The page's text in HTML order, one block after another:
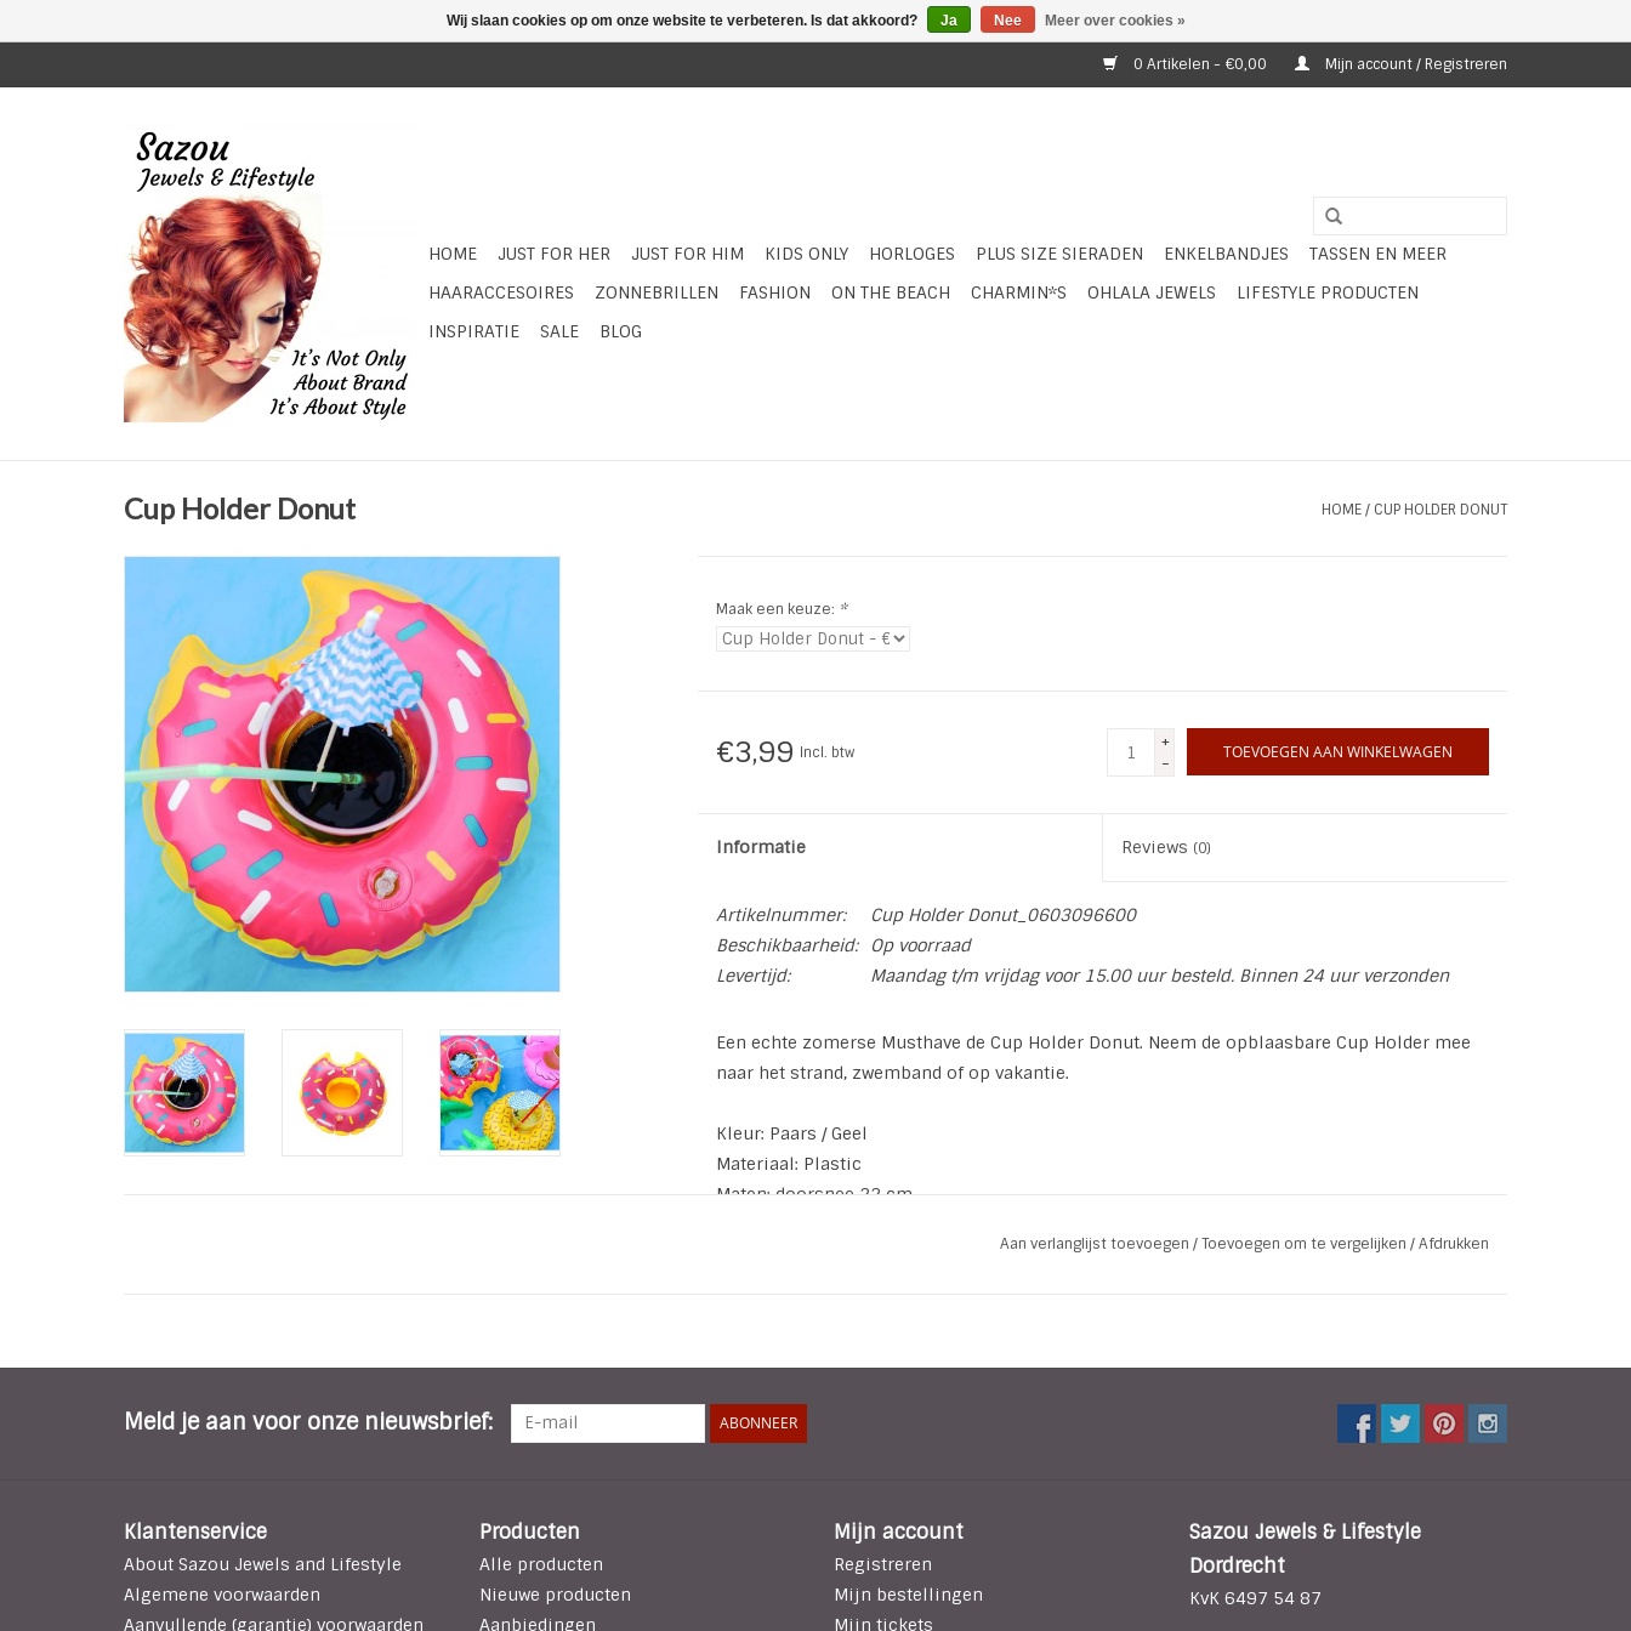
0 Artikelen - €0,00 Mijn account / Registreren
HOME JUST FOR HER JUST FOR HIM KIDS ONLY HORLOGES PLUS SIZE SIERADEN ENKELBANDJES
TASSEN EN MEER
HAARACCESOIRES
ZONNEBRILLEN FASHION ON THE BEACH CHARMIN*S OHLALA JEWELS
LIFESTYLE PRODUCTEN
INSPIRATIE
SALE BLOG
Cup Holder Donut HOME/ CUP HOLDER DONUT
Maak een keuze: *
€3,99 Incl. btw
+
-
TOEVOEGEN AAN WINKELWAGEN
Informatie Reviews (0)
Artikelnummer:
Cup Holder Donut_0603096600
Beschikbaarheid:
Op voorraad
Levertijd:
Maandag t/m vrijdag voor 15.00 uur besteld. Binnen 24 uur verzonden
Een echte zomerse Musthave de Cup Holder Donut. Neem de opblaasbare Cup Holder mee
naar het strand, zwemband of op vakantie.
Kleur: Paars / Geel
Materiaal: Plastic
Maten: doorsnee 22 cm
Aan verlanglijst toevoegen /Toevoegen om te vergelijken /Afdrukken
Meld je aan voor onze nieuwsbrief: ABONNEER
Klantenservice
About Sazou Jewels and Lifestyle
Algemene voorwaarden
Aanvullende (garantie) voorwaarden
Producten
Alle producten
Nieuwe producten
Aanbiedingen
Mijn account
Registreren
Mijn bestellingen
Mijn tickets
Sazou Jewels & Lifestyle
Dordrecht
KvK 6497 54 87
Wij slaan cookies op om onze website te verbeteren. Is dat akkoord? Ja Nee Meer over cookies »